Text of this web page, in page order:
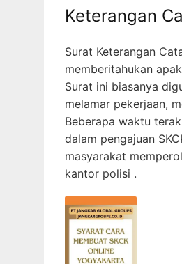
Keterangan
Surat Keterangan
memberitahukan
Surat ini biasanya
melamar pekerjaan,
Beberapa waktu
dalam pengajuan
masyarakat
kantor polisi .